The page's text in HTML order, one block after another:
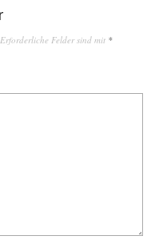
Erforderliche Felder sind mit *